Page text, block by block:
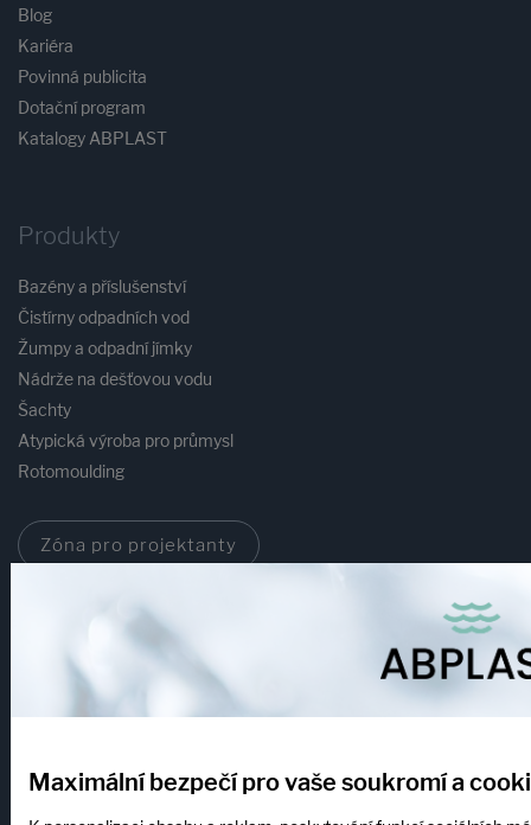
Blog
Kariéra
Povinná publicita
Dotační program
Katalogy ABPLAST
Produkty
Bazény a příslušenství
Čistírny odpadních vod
Žumpy a odpadní jímky
Nádrže na dešťovou vodu
Šachty
Atypická výroba pro průmysl
Rotomoulding
Zóna pro projektanty
Obchodní partneři
Kde působíme
Výhody nákupu
Maximální bezpečí pro vaše soukromí a